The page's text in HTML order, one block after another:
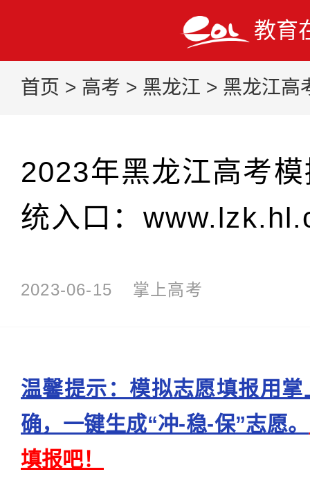
教育
首页 > 高考 > 黑龙江 > 黑龙江高
2023年黑龙江高考
统入口：
2023-06-15 掌上高考
温馨提示：模拟志愿填报用
确，一键生成“冲-稳-保”志愿。
填报吧！